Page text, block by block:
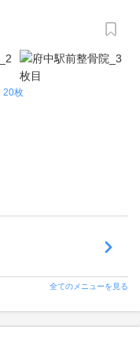
20枚
全てのメニューを見る